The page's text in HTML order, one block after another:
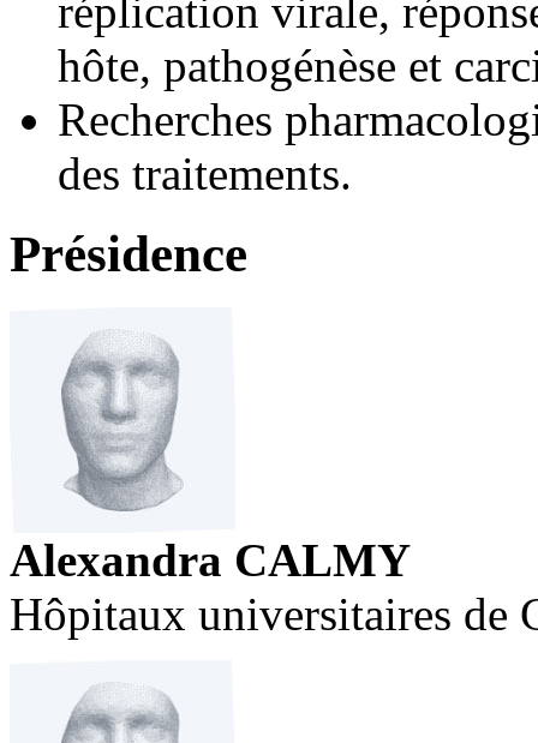
réplication virale,
hôte, pathogénèse et
Recherches
des traitements.
Présidence
Alexandra CALMY
Hôpitaux universitaires de